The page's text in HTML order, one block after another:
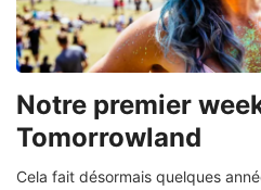
Notre premier
Tomorrowland
Cela fait désormais quelques